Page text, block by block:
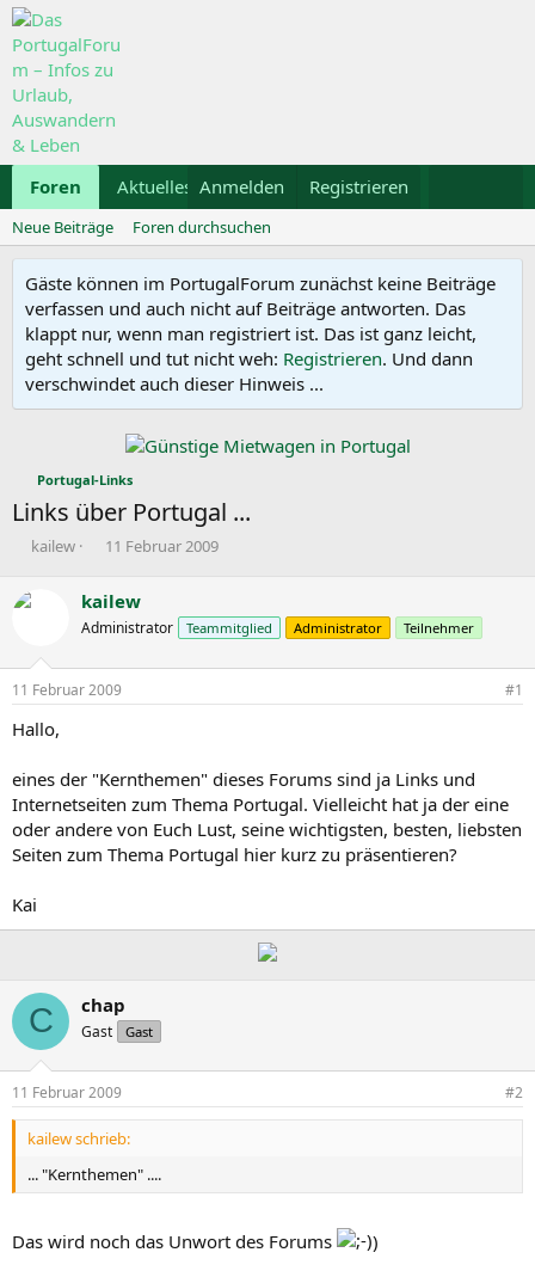
Foren Aktuelles Galerie Kalender
Anmelden Registrieren
Neue Beiträge Foren durchsuchen
Gäste können im PortugalForum zunächst keine Beiträge
verfassen und auch nicht auf Beiträge antworten. Das
klappt nur, wenn man registriert ist. Das ist ganz leicht,
geht schnell und tut nicht weh: Registrieren. Und dann
verschwindet auch dieser Hinweis ...
Portugal-Links
Links über Portugal ...
E
t
l
e
kailew
E
t
e
l
t
11 Februar 2009
kailew
Administrator Teammitglied Administrator Teilnehmer
11 Februar 2009 #1
Hallo,
eines der "Kernthemen" dieses Forums sind ja Links und
Internetseiten zum Thema Portugal. Vielleicht hat ja der eine
oder andere von Euch Lust, seine wichtigsten, besten, liebsten
Seiten zum Thema Portugal hier kurz zu präsentieren?
Kai
C chap
Gast Gast
11 Februar 2009 #2
kailew schrieb:
... "Kernthemen" ....
Das wird noch das Unwort des Forums )